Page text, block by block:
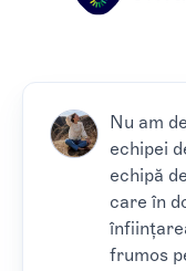
Nu am
echipei
echipă
care în
frumos